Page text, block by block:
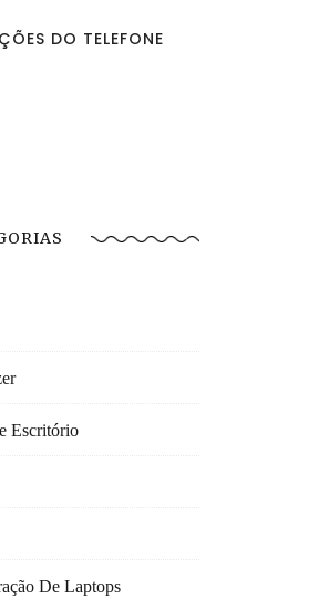
DO TELEFONE
Escritório
De Laptops